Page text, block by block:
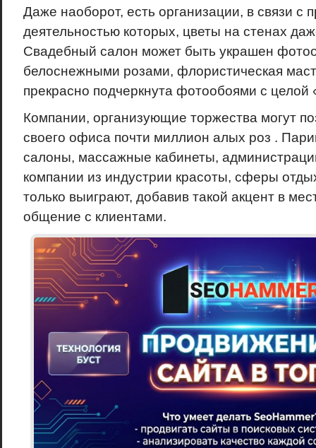
Даже наоборот, есть организации, в связи с
деятельностью которых, цветы на стенах
Свадебный салон может быть украшен
белоснежными розами, флористическая
прекрасно подчеркнута фотообоями с целой
Компании, организующие торжества могут
своего офиса почти миллион алых роз .
салоны, массажные кабинеты,
компании из индустрии красоты, сферы
только выиграют, добавив такой акцент в
общение с клиентами.